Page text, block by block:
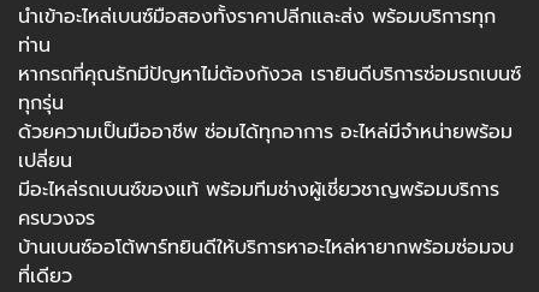
นำเข้าอะไหล่เบนซ์มือสองทั้งราคาปลีกและส่ง พร้อมบริการทุก
ท่าน
หากรถที่คุณรักมีปัญหาไม่ต้องกังวล เรายินดีบริการซ่อมรถเบนซ์
ทุกรุ่น
ด้วยความเป็นมืออาชีพ ซ่อมได้ทุกอาการ อะไหล่มีจำหน่ายพร้อม
เปลี่ยน
มีอะไหล่รถเบนซ์ของแท้ พร้อมทีมช่างผู้เชี่ยวชาญพร้อมบริการ
ครบวงจร
บ้านเบนซ์ออโต้พาร์ทยินดีให้บริการหาอะไหล่หายากพร้อมซ่อมจบ
ที่เดียว